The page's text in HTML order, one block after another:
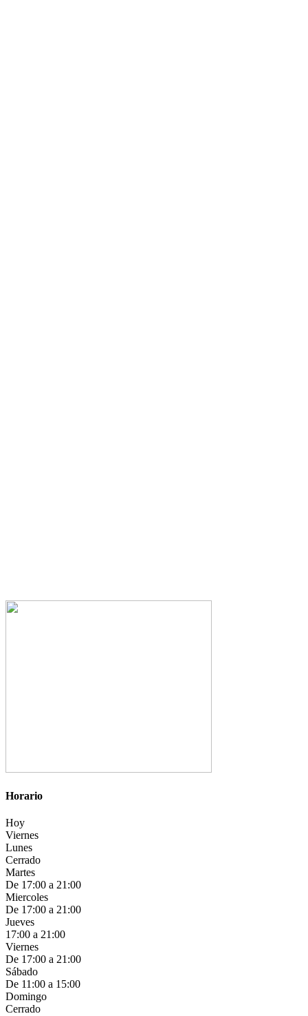
Horario
Hoy
Viernes
Lunes
Cerrado
Martes
De 17:00 a 21:00
Miercoles
De 17:00 a 21:00
Jueves
17:00 a 21:00
Viernes
De 17:00 a 21:00
Sábado
De 11:00 a 15:00
Domingo
Cerrado